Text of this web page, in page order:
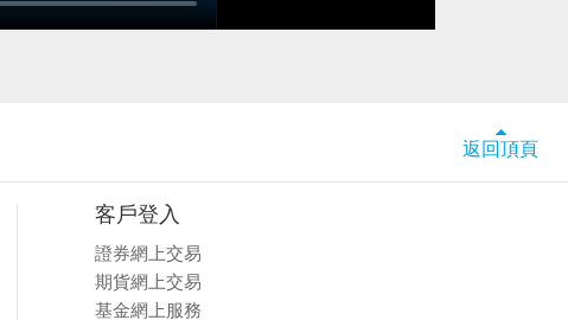
返回頂頁
客戶登入
證券網上交易
期貨網上交易
基金網上服務